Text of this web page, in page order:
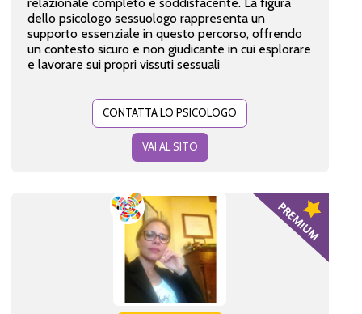
dello psicologo sessuologo rappresenta un
supporto essenziale in questo percorso, offrendo
un contesto sicuro e non giudicante in cui esplorare
e lavorare sui propri vissuti sessuali
CONTATTA LO PSICOLOGO
VAI AL SITO